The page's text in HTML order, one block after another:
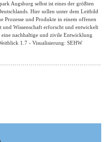
Augsburg selbst ist eines der größten
Hier sollen unter dem Leitbild
Prozesse und Produkte in einem offenen
Wissenschaft erforscht und entwickelt
nachhaltige und zivile Entwicklung
1.7 - Visualisierung: SEHW